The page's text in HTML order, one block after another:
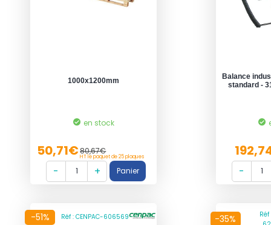
1000x1200mm
en stock
50,71€80,67€
HT le paquet de 25 plaques
Balance
standard -
-51% Réf : CENPAC-606569 -35%
Réf